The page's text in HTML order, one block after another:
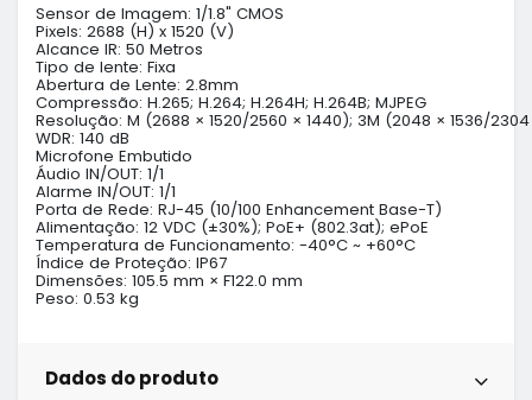
Sensor de Imagem: 1/1.8" CMOS
Pixels: 2688 (H) x 1520 (V)
Alcance IR: 50 Metros
Tipo de lente: Fixa
Abertura de Lente: 2.8mm
Compressão: H.265; H.264; H.264H; H.264B; MJPEG
Resolução: M (2688 × 1520/2560 × 1440); 3M (2048 × 1536/
WDR: 140 dB
Microfone Embutido
Áudio IN/OUT: 1/1
Alarme IN/OUT: 1/1
Porta de Rede: RJ-45 (10/100 Enhancement Base-T)
Alimentação: 12 VDC (±30%); PoE+ (802.3at); ePoE
Temperatura de Funcionamento: -40°C ~ +60°C
Índice de Proteção: IP67
Dimensões: 105.5 mm × F122.0 mm
Peso: 0.53 kg
Dados do produto